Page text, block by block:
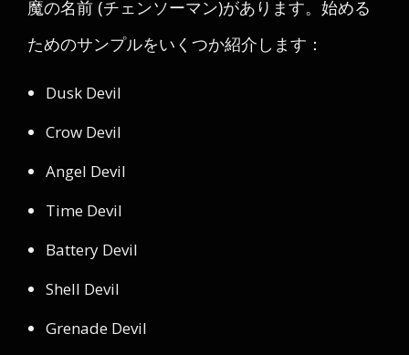
魔の名前 (チェンソーマン)があります。始める
ためのサンプルをいくつか紹介します：
Dusk Devil
Crow Devil
Angel Devil
Time Devil
Battery Devil
Shell Devil
Grenade Devil